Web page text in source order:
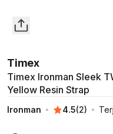
Timex
Timex Ironman Sleek
Yellow Resin Strap
Ironman 4.5(2)